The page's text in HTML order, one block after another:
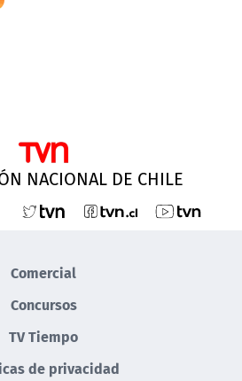
NACIONAL DE CHILE
Comercial
Concursos
TV Tiempo
de privacidad